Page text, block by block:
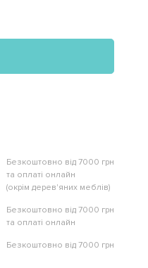
Безкоштовно від 7000 грн
та оплаті онлайн
(окрім дерев'яних меблів)
Безкоштовно від 7000 грн
та оплаті онлайн
Безкоштовно від 7000 грн